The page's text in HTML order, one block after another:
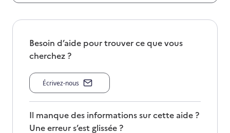
Besoin d’aide pour trouver ce que vous
cherchez ?
Écrivez-nous
Il manque des informations sur cette aide ?
Une erreur s’est glissée ?